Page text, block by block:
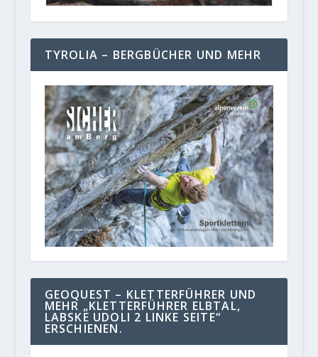
TYROLIA – BERGBÜCHER UND MEHR
GEOQUEST – KLETTERFÜHRER UND
MEHR „KLETTERFÜHRER ELBTAL,
LABSKE UDOLI 2 LINKE SEITE“
ERSCHIENEN.